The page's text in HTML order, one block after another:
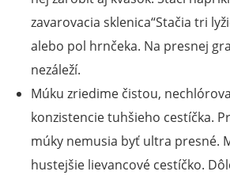
zavarovacia sklenica Stačia tri
alebo pol hrnčeka. Na presnej
nezáleží.
Múku zriedime čistou,
konzistencie tuhšieho cestíčka.
múky nemusia byť ultra presné.
hustejšie lievancové cestíčko.